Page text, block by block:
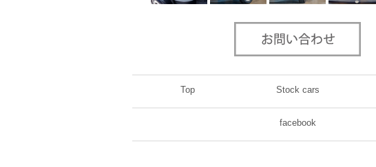
Top Stock cars
facebook